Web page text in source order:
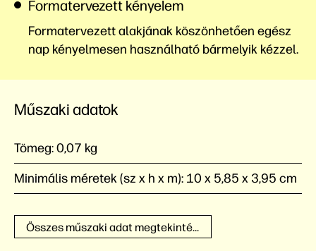
Formatervezett kényelem
Formatervezett alakjának köszönhetően egész
nap kényelmesen használható bármelyik kézzel.
Műszaki adatok
Tömeg:0,07 kg
Minimális méretek (sz x h x m): 10 x 5,85 x 3,95 cm
Összes műszaki adat megtekintése